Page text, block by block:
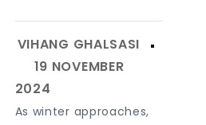
As winter approaches,